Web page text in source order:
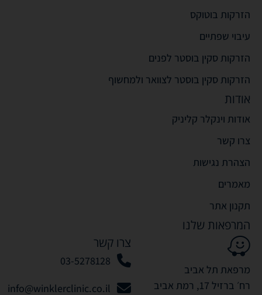
הזרקות בוטוקס
עיבוי שפתיים
הזרקות סקין בוסטר לפנים
הזרקות סקין בוסטר לצוואר ולמחשוף
אודות
אודות וינקלר קליניק
צרו קשר
הצהרת נגישות
מאמרים
תקנון אתר
המרפאות שלנו
מרפאת תל אביב
רח׳ ברזיל 17, רמת אביב
צרו קשר
03-5278128
info@winklerclinic.co.il